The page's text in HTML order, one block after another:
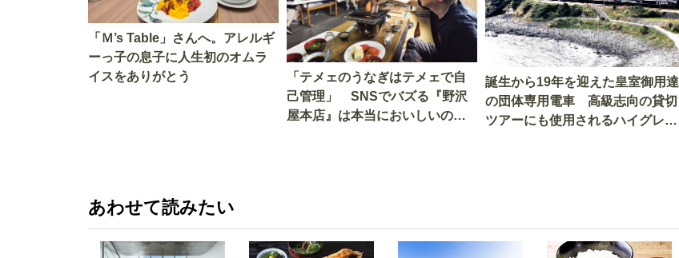
「Ｍ’s Table」さんへ。アレルギ
ーっ子の息子に人生初のオムラ
イスをありがとう
「テメェのうなぎはテメェで自
己管理」 SNSでバズる『野沢
屋本店』は本当においしいの
誕生から19年を迎えた皇室御用達
の団体専用電車 高級志向の貸切
ツアーにも使用されるハイグレー
あわせて読みたい